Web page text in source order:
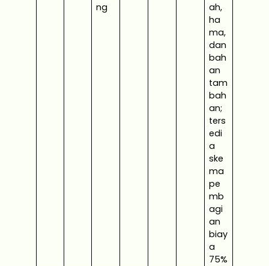
ng
ah,
ha
ma,
dan
bah
an
tam
bah
an;
ters
edi
a
ske
ma
pe
mb
agi
an
biay
a
75%